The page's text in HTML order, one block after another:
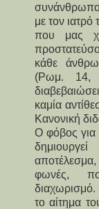
με τον
που μας
κάθε
(Ρωμ. 14,
καμία
Κανονική
Ο φόβος για
φωνές,
το αίτημα